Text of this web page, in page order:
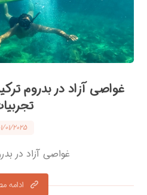
غواصی آزاد در بدروم
۰۱/۰۱/
غواصی آزاد در
ادامه